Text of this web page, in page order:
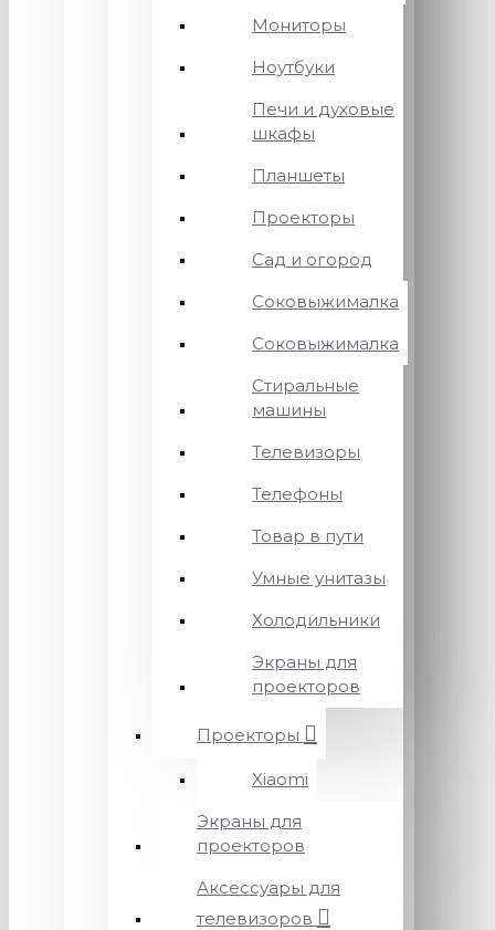
Мониторы
Ноутбуки
Печи и духовые
шкафы
Планшеты
Проекторы
Сад и огород
Соковыжималка
Соковыжималка
Стиральные
машины
Телевизоры
Телефоны
Товар в пути
Умные унитазы
Холодильники
Экраны для
проекторов
Проекторы
Xiaomi
Экраны для
проекторов
Аксессуары для
телевизоров